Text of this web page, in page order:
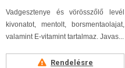
Vadgesztenye és vörösszőlő levél
kivonatot, mentolt, borsmentaolajat,
valamint E-vitamint tartalmaz. Javas...
Rendelésre